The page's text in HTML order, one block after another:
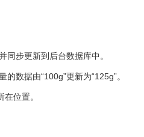
步更新到后台数据库中。
数据由“100g”更新为“125g”。
位置。